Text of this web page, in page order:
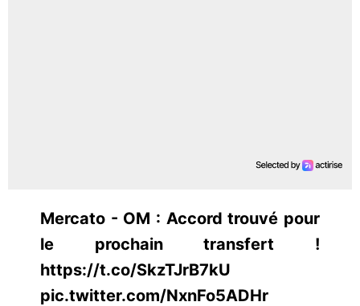
Mercato - OM : Accord trouvé pour
le prochain transfert !
https://t.co/SkzTJrB7kU
pic.twitter.com/NxnFo5ADHr